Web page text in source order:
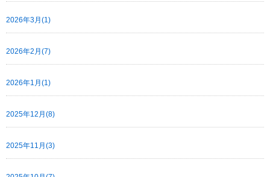
2026年3月(1)
2026年2月(7)
2026年1月(1)
2025年12月(8)
2025年11月(3)